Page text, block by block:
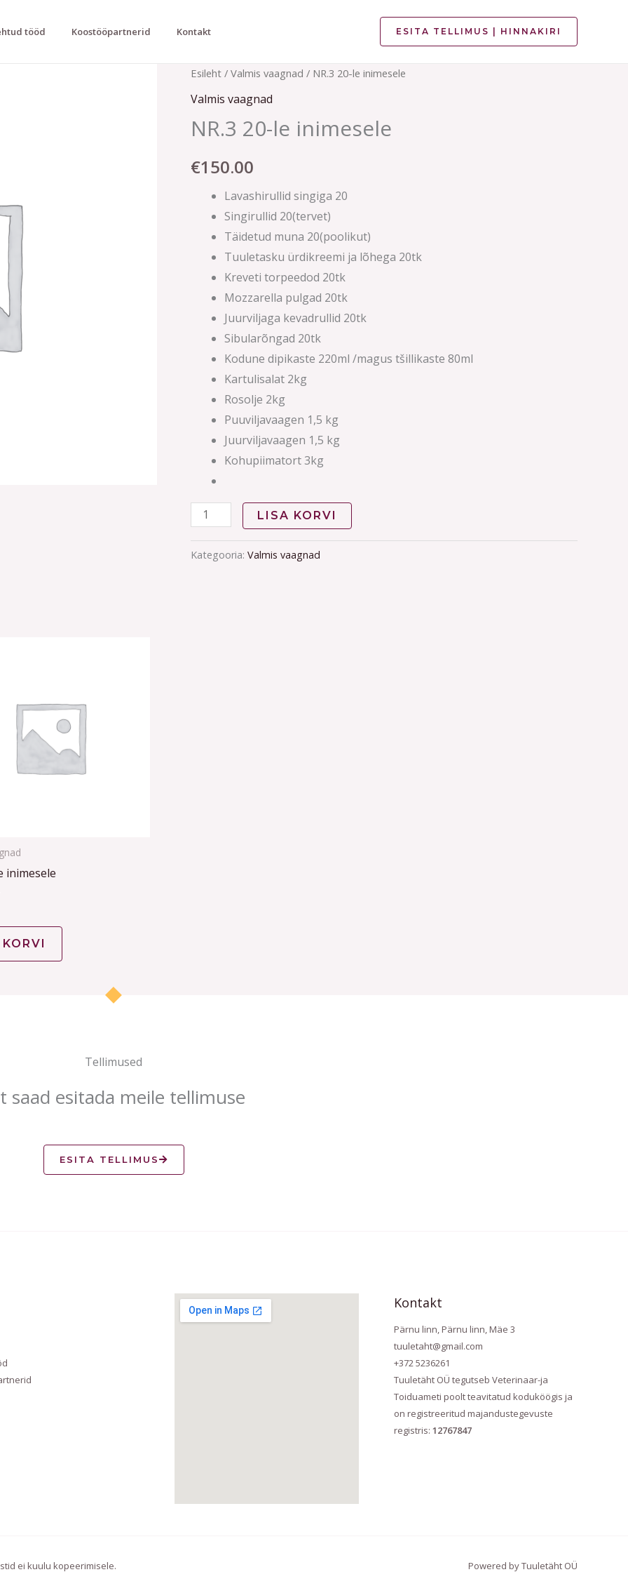
tööd Koostööpartnerid Kontakt ESITA TELLIMUS | HINNAKIRI
Esileht / Valmis vaagnad / NR.3 20-le inimesele
Valmis vaagnad
NR.3 20-le inimesele
€150.00
Lavashirullid singiga 20
Singirullid 20(tervet)
Täidetud muna 20(poolikut)
Tuuletasku ürdikreemi ja lõhega 20tk
Kreveti torpeedod 20tk
Mozzarella pulgad 20tk
Juurviljaga kevadrullid 20tk
Sibularõngad 20tk
Kodune dipikaste 220ml /magus tšillikaste 80ml
Kartulisalat 2kg
Rosolje 2kg
Puuviljavaagen 1,5 kg
Juurviljavaagen 1,5 kg
Kohupiimatort 3kg
NR.3
20-
inimesele
LISA KORVI
Kategooria: Valmis vaagnad
inimesele
Tellimused
saad esitada meile tellimuse
ESITA TELLIMUS
Kontakt
Pärnu linn, Pärnu linn, Mäe 3
tuuletaht@gmail.com
+372 5236261
Tuuletäht OÜ tegutseb Veterinaar-ja
Toiduameti poolt teavitatud koduköögis ja
on registreeritud majandustegevuste
registris: 12767847
ei kuulu kopeerimisele. Powered by Tuuletäht OÜ